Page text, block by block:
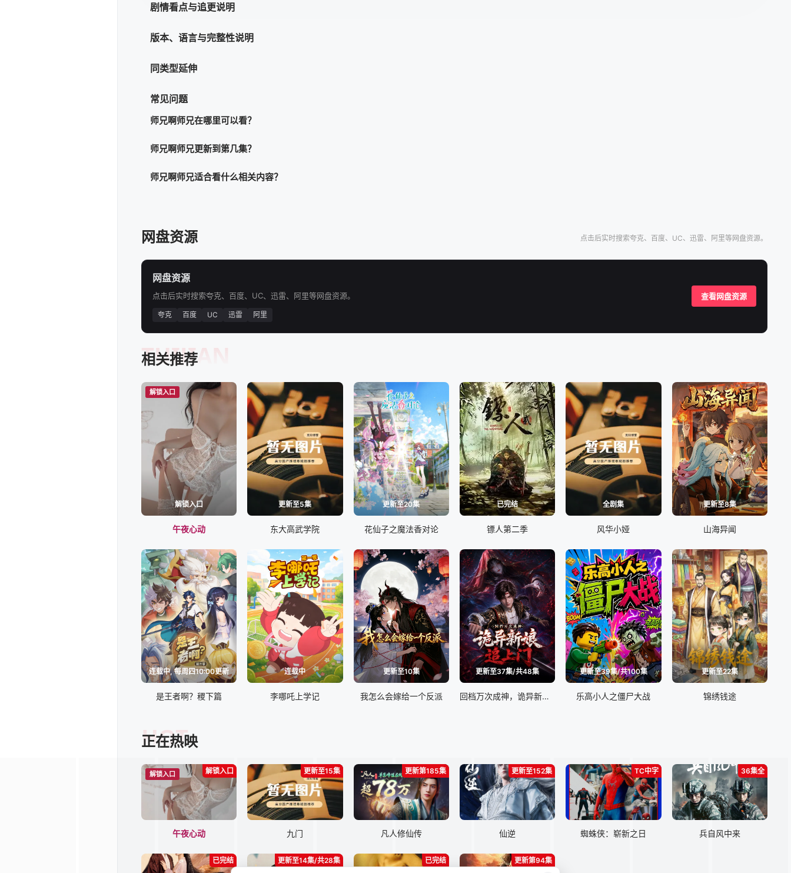
97
105
113
121
129
137 138
剧情看点与追更说明
版本、语言与完整性说明
同类型延伸
常见问题
师兄啊师兄在哪里可以看？
师兄啊师兄更新到第几集？
师兄啊师兄适合看什么相关内容？
网盘资源 点击后实时搜索夸克、百度、UC、迅雷、阿里等网盘资源。
网盘资源
点击后实时搜索夸克、百度、UC、迅雷、阿里等网盘资源。
夸克 百度 UC 迅雷 阿里
查看网盘资源
相关推荐
TUIJIAN
解锁入口
解锁入口
午夜心动
更新至5集
东大高武学院
更新至20集
花仙子之魔法香对论
已完结
镖人第二季
全剧集
风华小娅
更新至8集
山海异闻
连载中, 每周四10:00更新
是王者啊？稷下篇
连载中
李哪吒上学记
更新至10集
我怎么会嫁给一个反派
更新至37集/共48集
回档万次成神，诡异新娘追上门
更新至39集/共100集
乐高小人之僵尸大战
更新至22集
锦绣钱途
正在热映
HOT
解锁入口 解锁入口
午夜心动
更新至15集
九门
更新第185集
凡人修仙传
更新至152集
仙逆
TC中字
蜘蛛侠：崭新之日
36集全
兵自风中来
已完结 更新至14集/共28集 已完结 更新第94集